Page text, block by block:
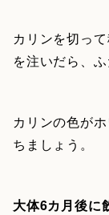
カリンを切っ
を注いだら、
カリンの色が
ちましょう。
大体6カ月後に